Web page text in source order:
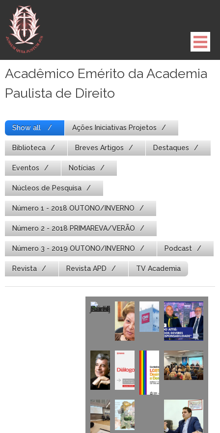
para
conteúdo
Acadêmico Emérito da Academia
Paulista de Direito
Show all Ações Iniciativas Projetos
Biblioteca Breves Artigos Destaques
Eventos Notícias
Núcleos de Pesquisa
Número 1 - 2018 OUTONO/INVERNO
Número 2 - 2018 PRIMAREVA/VERÃO
Número 3 - 2019 OUTONO/INVERNO Podcast
Revista Revista APD TV Academia